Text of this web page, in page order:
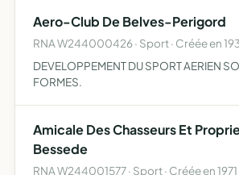
Aero-Club De Belves-Perigord
RNA W244000426 · Sport · Créée en
DEVELOPPEMENT DU SPORT AERIEN
FORMES.
Amicale Des Chasseurs Et
Bessede
RNA W244001577 · Sport · Créée en 1971